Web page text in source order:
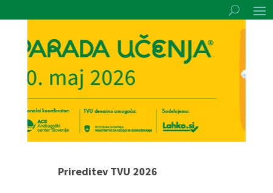
Prireditev TVU 2026